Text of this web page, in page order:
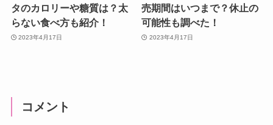
タのカロリーや糖質は？太
らない食べ方も紹介！
2023年4月17日
売期間はいつまで？休止の
可能性も調べた！
2023年4月17日
コメント